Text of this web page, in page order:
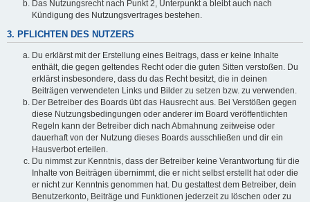
Das Nutzungsrecht nach Punkt 2, Unterpunkt a bleibt auch nach
Kündigung des Nutzungsvertrages bestehen.
3. PFLICHTEN DES NUTZERS
Du erklärst mit der Erstellung eines Beitrags, dass er keine Inhalte
enthält, die gegen geltendes Recht oder die guten Sitten verstoßen. Du
erklärst insbesondere, dass du das Recht besitzt, die in deinen
Beiträgen verwendeten Links und Bilder zu setzen bzw. zu verwenden.
Der Betreiber des Boards übt das Hausrecht aus. Bei Verstößen gegen
diese Nutzungsbedingungen oder anderer im Board veröffentlichten
Regeln kann der Betreiber dich nach Abmahnung zeitweise oder
dauerhaft von der Nutzung dieses Boards ausschließen und dir ein
Hausverbot erteilen.
Du nimmst zur Kenntnis, dass der Betreiber keine Verantwortung für die
Inhalte von Beiträgen übernimmt, die er nicht selbst erstellt hat oder die
er nicht zur Kenntnis genommen hat. Du gestattest dem Betreiber, dein
Benutzerkonto, Beiträge und Funktionen jederzeit zu löschen oder zu